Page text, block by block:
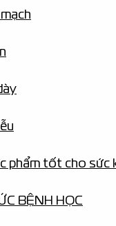
phẩm tốt cho sức
BỆNH HỌC